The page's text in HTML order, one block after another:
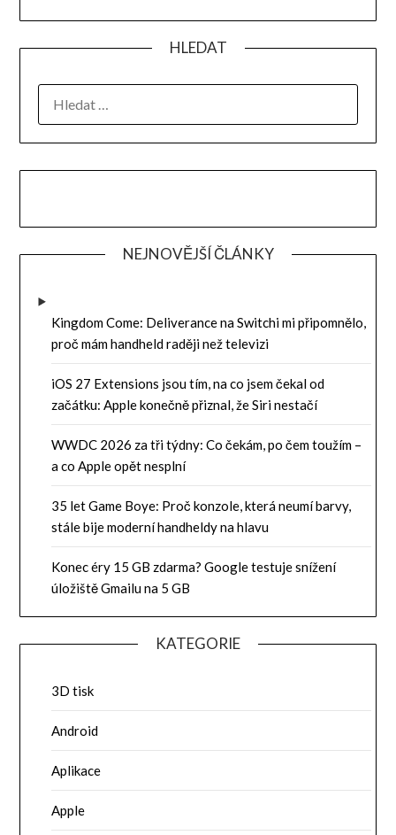
HLEDAT
NEJNOVĚJŠÍ ČLÁNKY
Kingdom Come: Deliverance na Switchi mi připomnělo,
proč mám handheld raději než televizi
iOS 27 Extensions jsou tím, na co jsem čekal od
začátku: Apple konečně přiznal, že Siri nestačí
WWDC 2026 za tři týdny: Co čekám, po čem toužím –
a co Apple opět nesplní
35 let Game Boye: Proč konzole, která neumí barvy,
stále bije moderní handheldy na hlavu
Konec éry 15 GB zdarma? Google testuje snížení
úložiště Gmailu na 5 GB
KATEGORIE
3D tisk
Android
Aplikace
Apple